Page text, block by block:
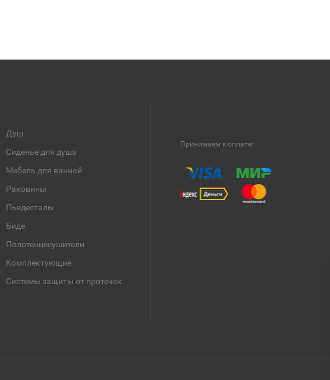
Душ
Сиденье для душа
Мебель для ванной
Раковины
Пьедесталы
Биде
Полотенцесушители
Комплектующие
Системы защиты от протечек
Принимаем к оплате: